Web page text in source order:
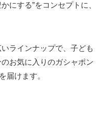
にする”をコンセプトに、
ラインナップで、子ども
お気に入りのガシャポン
届けます。